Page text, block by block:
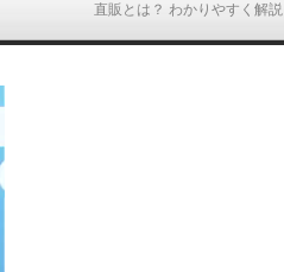
直販とは？ わかりやすく解説